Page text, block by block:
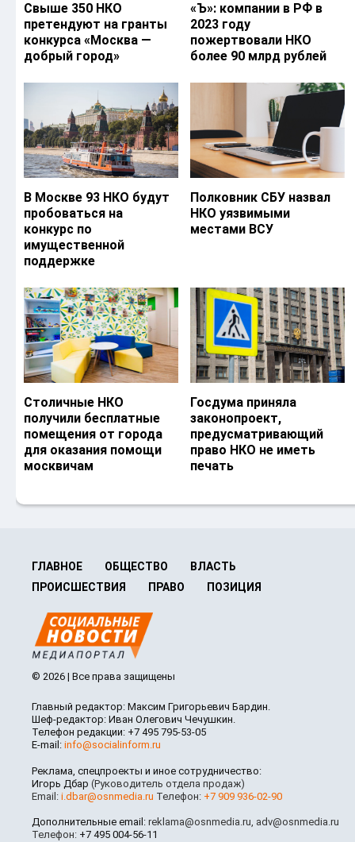
Свыше 350 НКО
претендуют на гранты
конкурса «Москва —
добрый город»
«Ъ‎»: компании в РФ в
2023 году
пожертвовали НКО
более 90 млрд рублей
В Москве 93 НКО будут
пробоваться на
конкурс по
имущественной
поддержке
Полковник СБУ назвал
НКО уязвимыми
местами ВСУ
Столичные НКО
получили бесплатные
помещения от города
для оказания помощи
москвичам
Госдума приняла
законопроект,
предусматривающий
право НКО не иметь
печать
ГЛАВНОЕ ОБЩЕСТВО
ВЛАСТЬ
ПРОИСШЕСТВИЯ
ПРАВО ПОЗИЦИЯ
© 2026 | Все права защищены
Главный редактор: Максим Григорьевич Бардин.
Шеф-редактор: Иван Олегович Чечушкин.
Телефон редакции: +7 495 795-53-05
E-mail: info@socialinform.ru
Реклама, спецпроекты и иное сотрудничество:
Игорь Дбар (Руководитель отдела продаж)
Email: i.dbar@osnmedia.ru Телефон: +7 909 936-02-90
Дополнительные email: reklama@osnmedia.ru, adv@osnmedia.ru
Телефон: +7 495 004-56-11